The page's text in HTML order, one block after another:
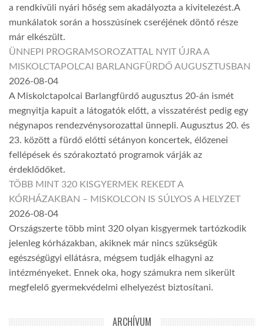
a rendkívüli nyári hőség sem akadályozta a kivitelezést.A
munkálatok során a hosszúsínek cseréjének döntő része
már elkészült.
ÜNNEPI PROGRAMSOROZATTAL NYIT ÚJRA A
MISKOLCTAPOLCAI BARLANGFÜRDŐ AUGUSZTUSBAN
2026-08-04
A Miskolctapolcai Barlangfürdő augusztus 20-án ismét
megnyitja kapuit a látogatók előtt, a visszatérést pedig egy
négynapos rendezvénysorozattal ünnepli. Augusztus 20. és
23. között a fürdő előtti sétányon koncertek, élőzenei
fellépések és szórakoztató programok várják az
érdeklődőket.
TÖBB MINT 320 KISGYERMEK REKEDT A
KÓRHÁZAKBAN – MISKOLCON IS SÚLYOS A HELYZET
2026-08-04
Országszerte több mint 320 olyan kisgyermek tartózkodik
jelenleg kórházakban, akiknek már nincs szükségük
egészségügyi ellátásra, mégsem tudják elhagyni az
intézményeket. Ennek oka, hogy számukra nem sikerült
megfelelő gyermekvédelmi elhelyezést biztosítani.
ARCHÍVUM